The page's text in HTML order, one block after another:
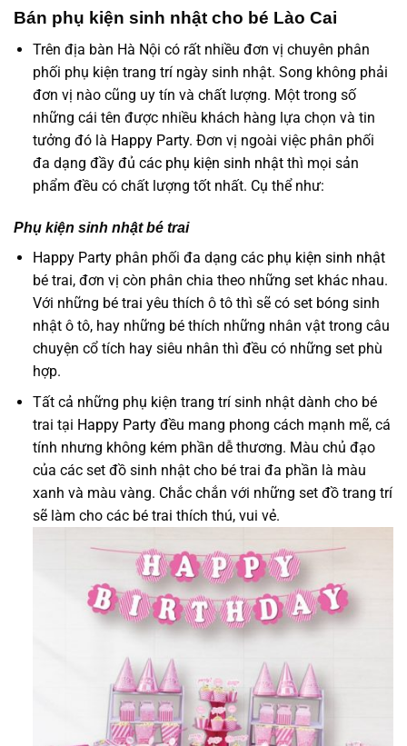
Bán phụ kiện sinh nhật cho bé Lào Cai
Trên địa bàn Hà Nội có rất nhiều đơn vị chuyên phân
phối phụ kiện trang trí ngày sinh nhật. Song không phải
đơn vị nào cũng uy tín và chất lượng. Một trong số
những cái tên được nhiều khách hàng lựa chọn và tin
tưởng đó là Happy Party. Đơn vị ngoài việc phân phối
đa dạng đầy đủ các phụ kiện sinh nhậtthì mọi sản
phẩm đều có chất lượng tốt nhất. Cụ thể như:
Phụ kiện sinh nhật bé trai
Happy Partyphân phối đa dạng các phụ kiện sinh nhật
bé trai, đơn vị còn phân chia theo những set khác nhau.
Với những bé trai yêu thích ô tô thì sẽ có set bóng sinh
nhật ô tô, hay những bé thích những nhân vật trong câu
chuyện cổ tích hay siêu nhân thì đều có những set phù
hợp.
Tất cả những phụ kiện trang trí sinh nhật dành cho bé
trai tại Happy Partyđều mang phong cách mạnh mẽ, cá
tính nhưng không kém phần dễ thương. Màu chủ đạo
của các set đồ sinh nhật cho bé trai đa phần là màu
xanh và màu vàng. Chắc chắn với những set đồ trang trí
sẽ làm cho các bé trai thích thú, vui vẻ.